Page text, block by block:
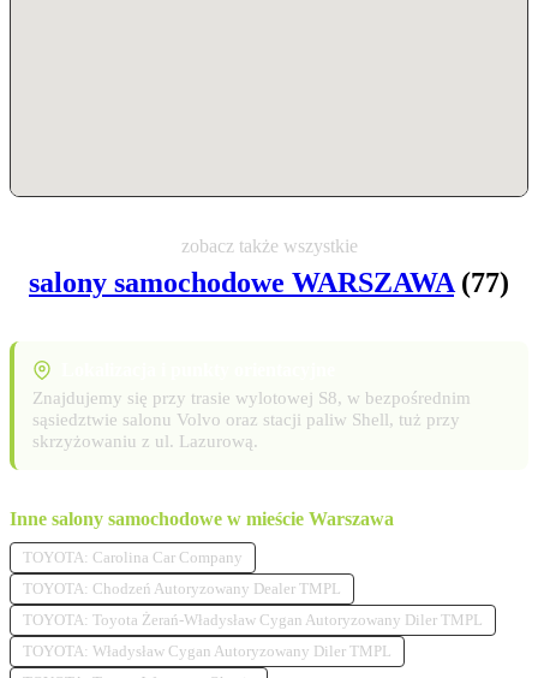
zobacz także wszystkie
salony samochodowe WARSZAWA (77)
Znajdujemy się przy trasie wylotowej S8, w bezpośrednim
sąsiedztwie salonu Volvo oraz stacji paliw Shell, tuż przy
skrzyżowaniu z ul. Lazurową.
Inne salony samochodowe w mieście Warszawa
TOYOTA: Carolina Car Company
TOYOTA: Chodzeń Autoryzowany Dealer TMPL
TOYOTA: Toyota Żerań-Władysław Cygan Autoryzowany Diler TMPL
TOYOTA: Władysław Cygan Autoryzowany Diler TMPL